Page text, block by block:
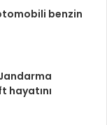
benzin
hayatını